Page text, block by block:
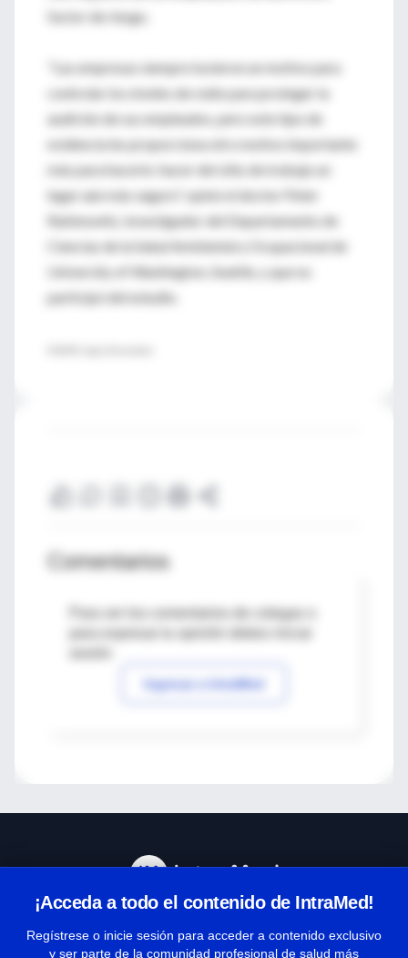
factor de riesgo.
"Las empresas siempre tuvieron un motivo para
controlar los niveles de ruido para proteger la
audición de sus empleados, pero este tipo de
evidencia les proporciona otro motivo importante
más para hacerlo: hacer del sitio de trabajo un
lugar aún más seguro", opinó el doctor Peter
Rabinowitz, investigador del Departamento de
Ciencias de la Salud Ambiental y Ocupacional de
University of Washington, Seattle, y que no
participó del estudio.
Comentarios
Para ver los comentarios de colegas o
Ingresar a IntraMed
¡Acceda a todo el contenido de IntraMed!
Regístrese o inicie sesión para acceder a contenido exclusivo
y ser parte de la comunidad profesional de salud más